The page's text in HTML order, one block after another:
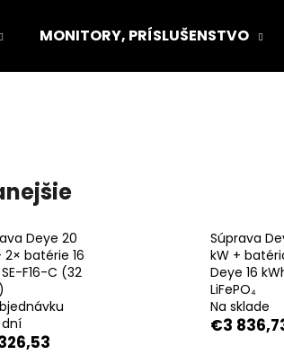
MONITORY, PRÍSLUŠENSTVO
Deye 20
2× batérie 16
F16-C (32
Súprava
kW +
Deye 16
LiFePO₄
Na sklade
€3
nájsť?